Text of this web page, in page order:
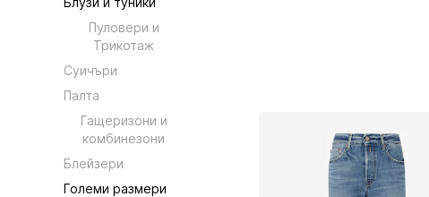
Пуловери и
Трикотаж
Суичъри
Палта
Гащеризони и
комбинезони
Блейзери
Големи размери